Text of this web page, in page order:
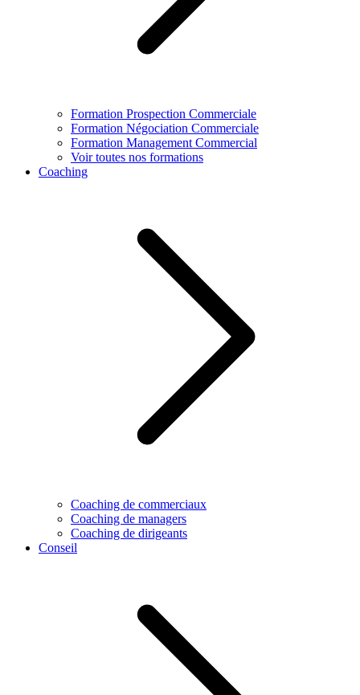
Formation Prospection Commerciale
Formation Négociation Commerciale
Formation Management Commercial
Voir toutes nos formations
Coaching
Coaching de commerciaux
Coaching de managers
Coaching de dirigeants
Conseil